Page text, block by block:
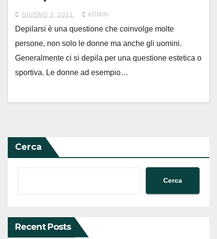
GIUGNO 3, 2021 ADMIN
Depilarsi è una questione che coinvolge molte
persone, non solo le donne ma anche gli uomini.
Generalmente ci si depila per una questione estetica o
sportiva. Le donne ad esempio…
Cerca
Cerca
Recent Posts